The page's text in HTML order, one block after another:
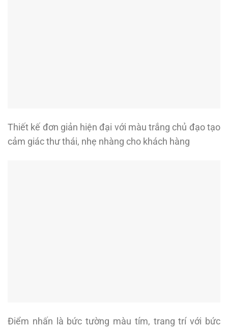
Thiết kế đơn giản hiện đại với màu trắng chủ đạo tạo
cảm giác thư thái, nhẹ nhàng cho khách hàng
Điểm nhấn là bức tường màu tím, trang trí với bức